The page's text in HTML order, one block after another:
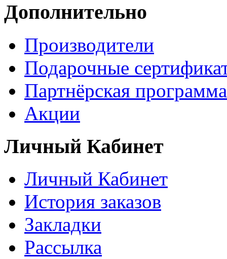
Дополнительно
Производители
Подарочные
Партнёрская программа
Акции
Личный Кабинет
Личный Кабинет
История заказов
Закладки
Рассылка